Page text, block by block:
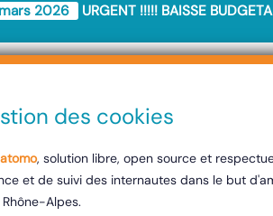
2026 URGENT !!!!! BAISSE
!!!!!
SRIAS va être amputé
va impacter l'ensemble
des cookies
, solution libre, open source et
et de suivi des internautes dans le but
Rhône-Alpes.